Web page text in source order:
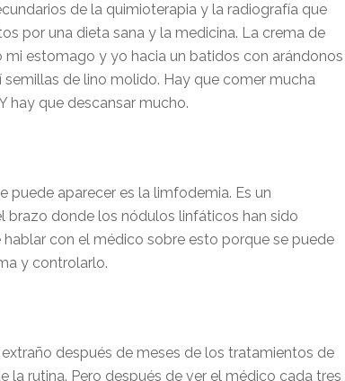
de la quimioterapia y la radiografía que
por una dieta sana y la medicina. La crema de
mi estomago y yo hacia un batidos con arándonos
de lino molido. Hay que comer mucha
hay que descansar mucho.
puede aparecer es la limfodemia. Es un
brazo donde los nódulos linfáticos han sido
hablar con el médico sobre esto porque se puede
y controlarlo.
después de meses de los tratamientos de
la rutina. Pero después de ver el médico cada tres